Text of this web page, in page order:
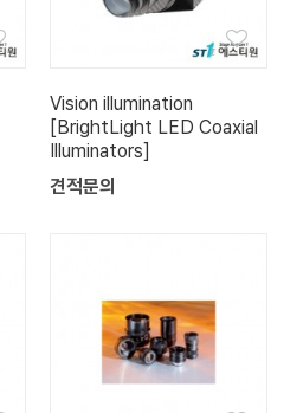
Vision illumination
[BrightLight LED Coaxial
Illuminators]
견적문의